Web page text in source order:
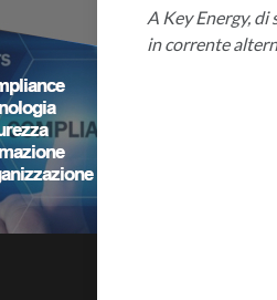
A Key Energy,
in corrente